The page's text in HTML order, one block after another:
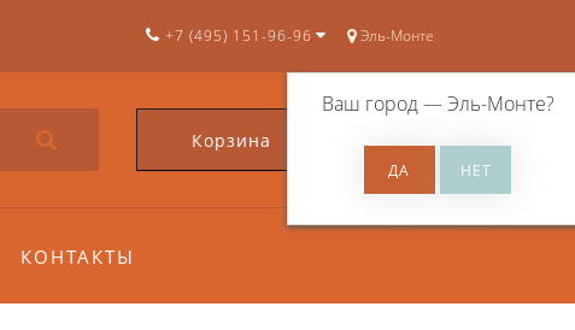
Эль-Монте
Ваш город —Эль-Монте?
+7 (495) 151-96-96
Корзина 0
КОНТАКТЫ